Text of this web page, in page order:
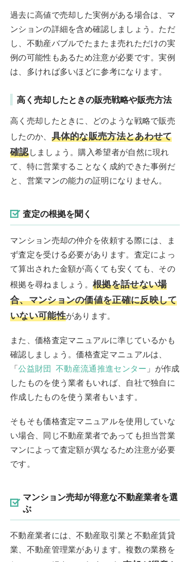
過去に高値で売却した実例がある場合は、マ
ンションの詳細を含め確認しましょう。ただ
し、不動産バブルでたまたま売れただけの実
例の可能性もあるため注意が必要です。実例
は、多ければ多いほどに参考になります。
高く売却したときの販売戦略や販売方法
高く売却したときに、どのような戦略で販売
したのか、 具体的な販売方法とあわせて
確認しましょう。購入希望者が自然に現れ
て、特に営業することなく成約できた事例だ
と、営業マンの能力の証明になりません。
査定の根拠を聞く
マンション売却の仲介を依頼する際には、ま
ず査定を受ける必要があります。査定によっ
て算出された金額が高くても安くても、その
根拠を尋ねましょう。 根拠を話せない場
合、マンションの価値を正確に反映して
いない可能性があります。
また、価格査定マニュアルに準じているかも
確認しましょう。価格査定マニュアルは、
「公益財団 不動産流通推進センター 」が作成
したものを使う業者もいれば、自社で独自に
作成したものを使う業者もいます。
そもそも価格査定マニュアルを使用していな
い場合、同じ不動産業者であっても担当営業
マンによって査定額が異なるため注意が必要
です。
マンション売却が得意な不動産業者を選
ぶ
不動産業者には、不動産取引業と不動産賃貸
業、不動産管理業があります。複数の業務を